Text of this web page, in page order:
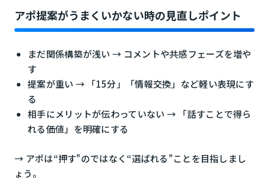
アポ提案がうまくいかない時の見直しポイント
まだ関係構築が浅い → コメントや共感フェーズを増や
す
提案が重い → 「15分」「情報交換」など軽い表現にす
る
相手にメリットが伝わっていない → 「話すことで得ら
れる価値」を明確にする
→ アポは“押す”のではなく“選ばれる”ことを目指しまし
ょう。